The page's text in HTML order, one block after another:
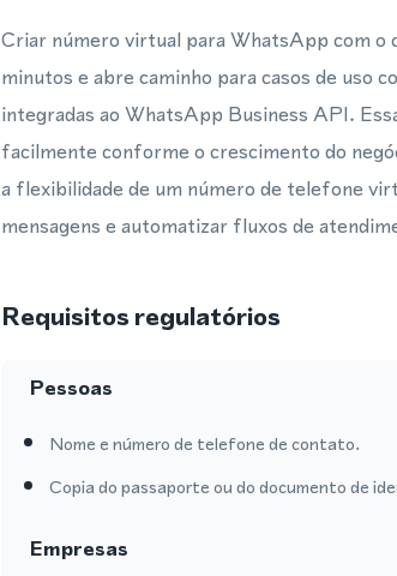
Criar número virtual para WhatsApp com o
minutos e abre caminho para casos de uso
integradas ao WhatsApp Business API.
facilmente conforme o crescimento do
a flexibilidade de um número de telefone
mensagens e automatizar fluxos de
Requisitos regulatórios
Pessoas
Nome e número de telefone de contato.
Copia do passaporte ou do documento de
Empresas